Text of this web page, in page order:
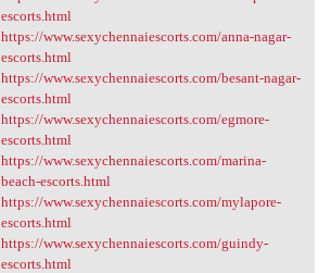
escorts.html
https://www.sexychennaiescorts.com/anna-nagar-
escorts.html
https://www.sexychennaiescorts.com/besant-nagar-
escorts.html
https://www.sexychennaiescorts.com/egmore-
escorts.html
https://www.sexychennaiescorts.com/marina-
beach-escorts.html
https://www.sexychennaiescorts.com/mylapore-
escorts.html
https://www.sexychennaiescorts.com/guindy-
escorts.html